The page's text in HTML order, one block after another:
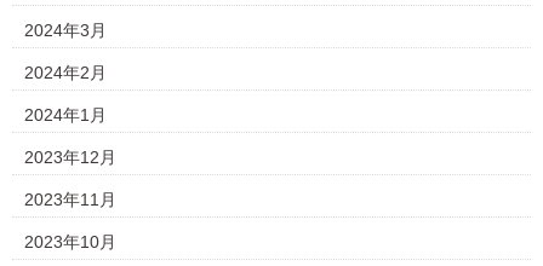
2024年3月
2024年2月
2024年1月
2023年12月
2023年11月
2023年10月